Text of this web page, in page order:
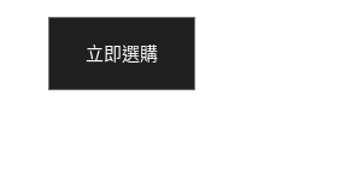
立即選購